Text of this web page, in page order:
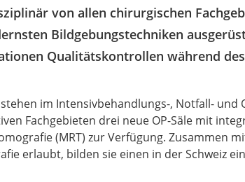
von allen chirurgischen
Bildgebungstechniken
Qualitätskontrollen während
im Intensivbehandlungs-, Notfall- und
Fachgebieten drei neue OP-Säle mit
(MRT) zur Verfügung. Zusammen
erlaubt, bilden sie einen in der Schweiz